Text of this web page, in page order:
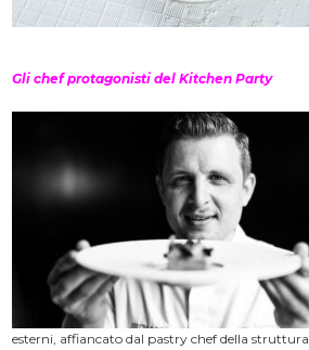
Gli chef protagonisti del Kitchen Party
esterni, affiancato dal pastry chef della struttura